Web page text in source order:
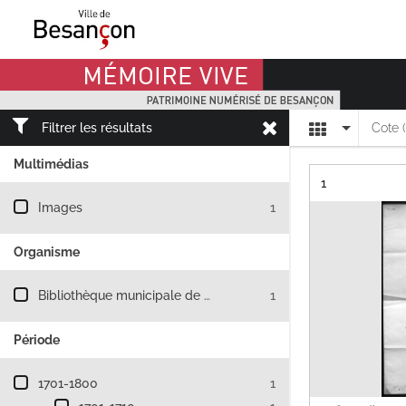
Mémoire Vive patrimoine numérisé de Besançon
Filtrer les résultats
Multimédias
Filtre les résultats par : Multimédias
Images 1
Organisme
Filtre les résultats par : Organisme
Bibliothèque municipale de Besançon 1
Période
Filtre les résultats par : Période
1701-1800
1
Affichage
Cote
Résultat n°
1